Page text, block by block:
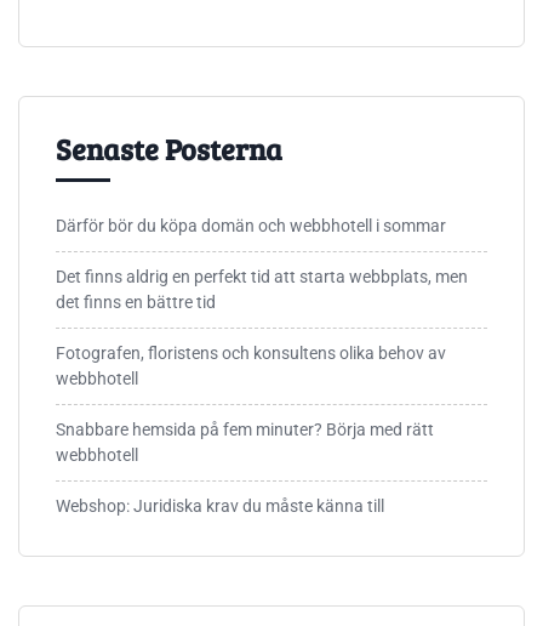
Senaste Posterna
Därför bör du köpa domän och webbhotell i sommar
Det finns aldrig en perfekt tid att starta webbplats, men
det finns en bättre tid
Fotografen, floristens och konsultens olika behov av
webbhotell
Snabbare hemsida på fem minuter? Börja med rätt
webbhotell
Webshop: Juridiska krav du måste känna till